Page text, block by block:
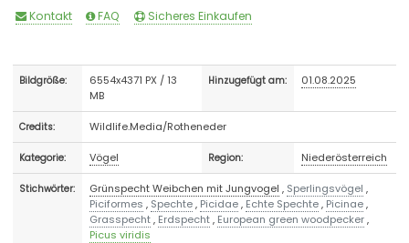
Kontakt FAQ Sicheres Einkaufen
Bildgröße:
6554x4371 PX / 13
MB
Hinzugefügt am: 01.08.2025
Credits: Wildlife.Media/Rotheneder
Kategorie: Vögel Region: Niederösterreich
Stichwörter: Grünspecht Weibchen mit Jungvogel , Sperlingsvögel ,
Piciformes , Spechte, Picidae, Echte Spechte, Picinae,
Grasspecht, Erdspecht, European green woodpecker,
Picus viridis